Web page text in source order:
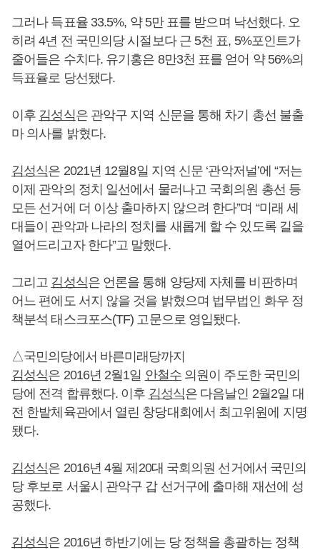
그러나 득표율 33.5%, 약 5만 표를 받으며 낙선했다. 오
히려 4년 전 국민의당 시절보다 근 5천 표, 5%포인트가
줄어들은 수치다. 유기홍은 8만3천 표를 얻어 약 56%의
득표율로 당선됐다.
이후 김성식은 관악구 지역 신문을 통해 차기 총선 불출
마 의사를 밝혔다.
김성식은 2021년 12월8일 지역 신문 ‘관악저널’에 “저는
이제 관악의 정치 일선에서 물러나고 국회의원 총선 등
모든 선거에 더 이상 출마하지 않으려 한다”며 “미래 세
대들이 관악과 나라의 정치를 새롭게 할 수 있도록 길을
열어드리고자 한다”고 말했다.
그리고 김성식은 언론을 통해 양당제 자체를 비판하며
어느 편에도 서지 않을 것을 밝혔으며 법무법인 화우 정
책분석 태스크포스(TF) 고문으로 영입됐다.
△국민의당에서 바른미래당까지
김성식은 2016년 2월1일 안철수의원이 주도한 국민의
당에 전격 합류했다. 이후 김성식은 다음날인 2월2일 대
전 한밭체육관에서 열린 창당대회에서 최고위원에 지명
됐다.
김성식은 2016년 4월 제20대 국회의원 선거에서 국민의
당 후보로 서울시 관악구 갑 선거구에 출마해 재선에 성
공했다.
김성식은 2016년 하반기에는 당 정책을 총괄하는 정책